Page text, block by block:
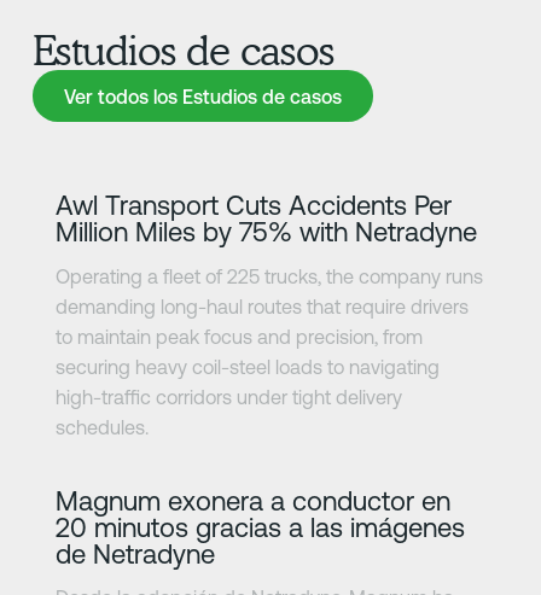
Estudios de casos
Ver todos los Estudios de casos
Ver todos los Estudios de casos
Awl Transport Cuts Accidents Per
Million Miles by 75% with Netradyne
Operating a fleet of 225 trucks, the company runs
demanding long-haul routes that require drivers
to maintain peak focus and precision, from
securing heavy coil-steel loads to navigating
high-traffic corridors under tight delivery
schedules.
Magnum exonera a conductor en
20 minutos gracias a las imágenes
de Netradyne